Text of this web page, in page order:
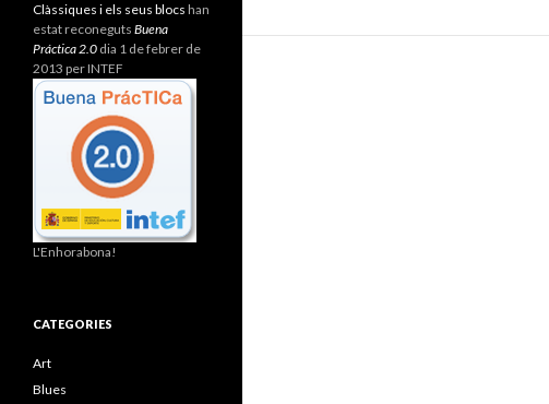
Clàssiques i els seus blocs han
estat reconeguts Buena
Práctica 2.0 dia 1 de febrer de
2013 per INTEF
L'Enhorabona!
CATEGORIES
Art
Blues